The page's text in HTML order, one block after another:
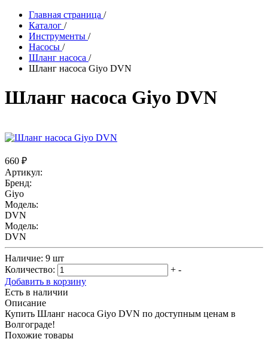
Главная страница /
Каталог /
Инструменты /
Насосы /
Шланг насоса /
Шланг насоса Giyo DVN
Шланг насоса Giyo DVN
660 ₽
Артикул:
Бренд:
Giyo
Модель:
DVN
Модель:
DVN
Наличие: 9 шт
Количество:
+ -
Добавить в корзину
Есть в наличии
Описание
Купить Шланг насоса Giyo DVN по доступным ценам в
Волгограде!
Похожие товары